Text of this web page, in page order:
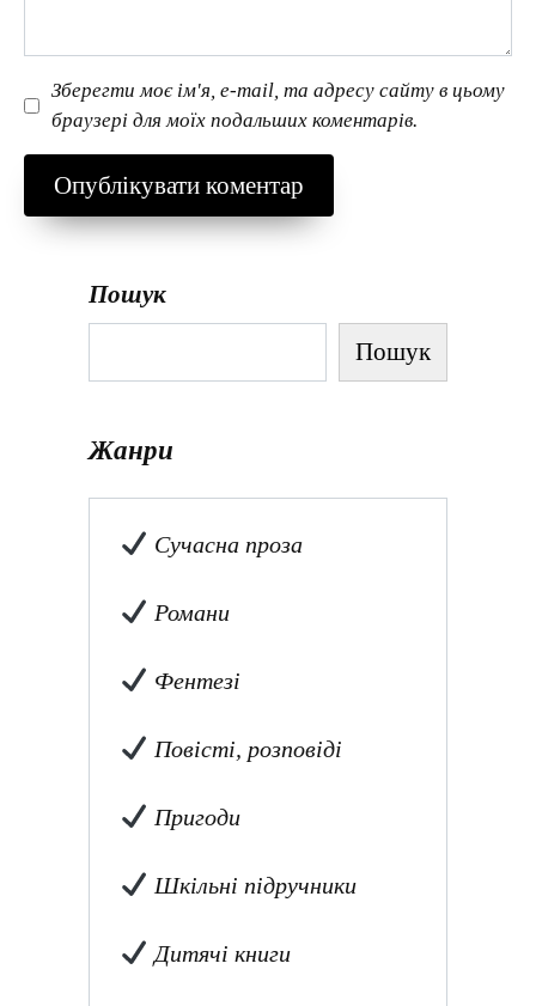
Зберегти моє ім'я, e-mail, та адресу сайту в цьому
браузері для моїх подальших коментарів.
Пошук
Пошук
Жанри
Сучасна проза
Романи
Фентезі
Повісті, розповіді
Пригоди
Шкільні підручники
Дитячі книги